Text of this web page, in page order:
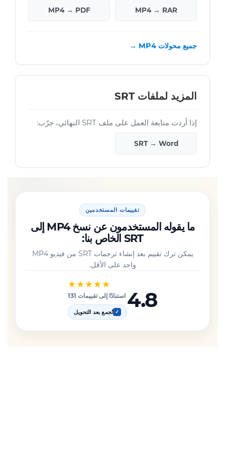
MP4 → RAR
MP4 → PDF
جميع محولات MP4 →
المزيد لملفات SRT
إذا أردت متابعة العمل على ملف SRT النهائي، جرّب:
SRT → Word
تقييمات المستخدمين
ما يقوله المستخدمون عن نسخ MP4 إلى
SRT الخاص بنا:
يمكن ترك تقييم بعد إنشاء ترجمات SRT من فيديو MP4
واحد على الأقل.
4.8
★★★★★
استنادًا إلى تقييمات 131
✓ تُجمع بعد التحويل